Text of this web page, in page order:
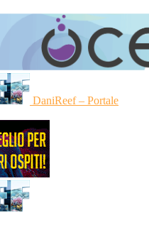
DaniReef – Portale